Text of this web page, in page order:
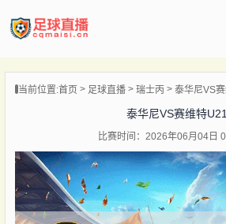
播
闻
当前位置:首页 足球直播 瑞士丙 泰华尼VS
泰华尼VS赛维特
比赛时间：2026年06月04日